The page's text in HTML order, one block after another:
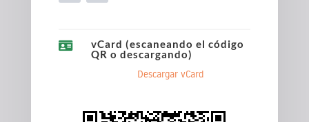

vCard (escaneando el código
QR o descargando)
Descargar vCard